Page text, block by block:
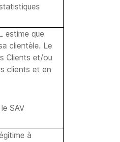
estime que
clientèle. Le
Clients et/ou
clients et en
SAV
à